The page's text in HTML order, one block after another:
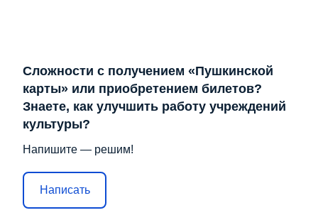
Сложности с получением «Пушкинской
карты» или приобретением билетов?
Знаете, как улучшить работу учреждений
культуры?
Напишите — решим!
Написать